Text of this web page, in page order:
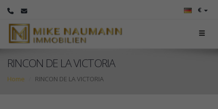
€
RINCON DE LA VICTORIA
Home RINCON DE LA VICTORIA